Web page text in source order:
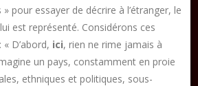
pour essayer de décrire à l’étranger, le
est représenté. Considérons ces
D’abord, ici, rien ne rime jamais à
un pays, constamment en proie
ethniques et politiques, sous-